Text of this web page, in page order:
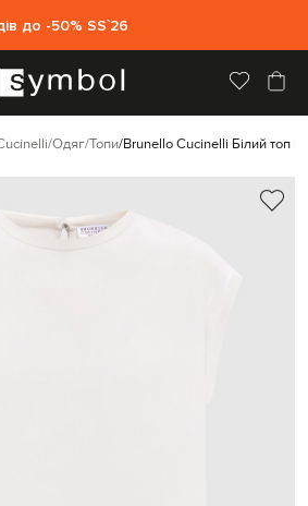
до -50% SS`26
Одяг Топи Brunello Cucinelli Білий топ